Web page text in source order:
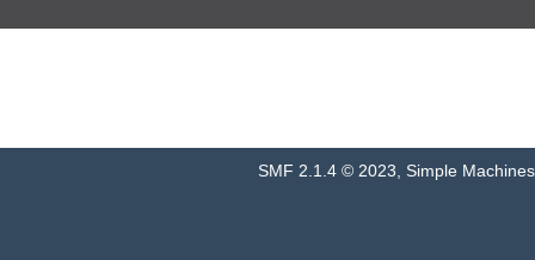
SMF 2.1.4 © 2023 Simple Machines